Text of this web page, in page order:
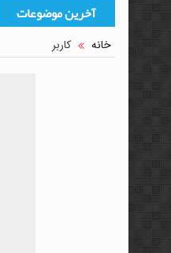
آخرین موضوعات
خانه کاربر